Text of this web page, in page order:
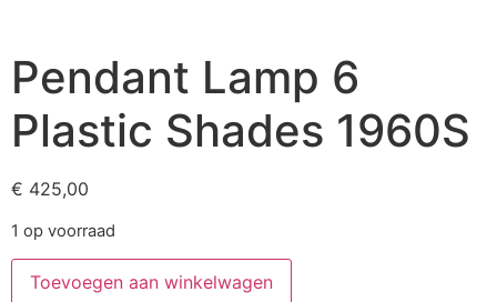
Pendant Lamp 6
Plastic Shades 1960S
€ 425,00
1 op voorraad
Toevoegen aan winkelwagen